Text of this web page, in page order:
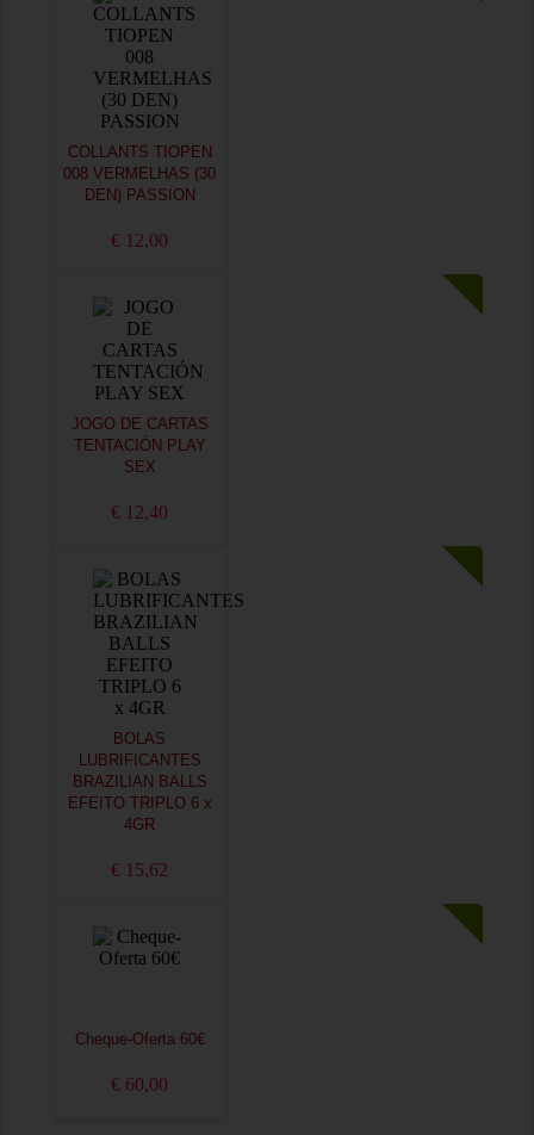
COLLANTS TIOPEN
008 VERMELHAS (30
DEN) PASSION
€ 12,00
JOGO DE CARTAS
TENTACIÓN PLAY
SEX
€ 12,40
BOLAS
LUBRIFICANTES
BRAZILIAN BALLS
EFEITO TRIPLO 6 x
4GR
€ 15,62
Cheque-Oferta 60€
€ 60,00